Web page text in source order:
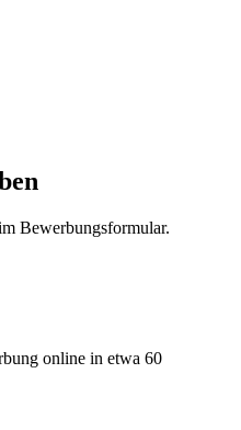
Bewerbungsformular.
online in etwa 60